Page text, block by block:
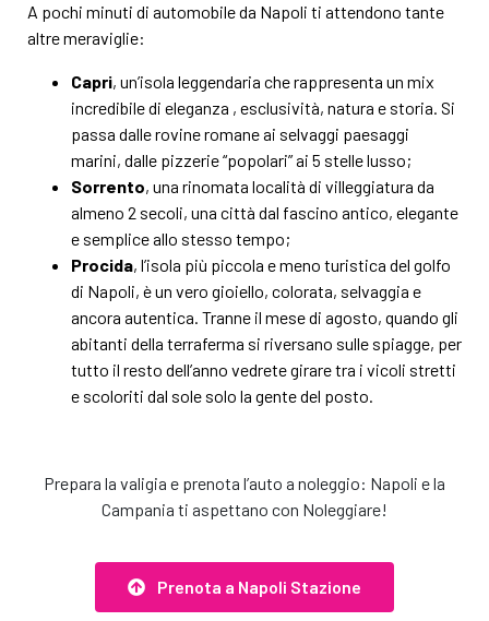
A pochi minuti di automobile da Napoli ti attendono tante
altre meraviglie:
Capri, un’isola leggendaria che rappresenta un mix
incredibile di eleganza , esclusività, natura e storia. Si
passa dalle rovine romane ai selvaggi paesaggi
marini, dalle pizzerie “popolari” ai 5 stelle lusso;
Sorrento, una rinomata località di villeggiatura da
almeno 2 secoli, una città dal fascino antico, elegante
e semplice allo stesso tempo;
Procida, l’isola più piccola e meno turistica del golfo
di Napoli, è un vero gioiello, colorata, selvaggia e
ancora autentica. Tranne il mese di agosto, quando gli
abitanti della terraferma si riversano sulle spiagge, per
tutto il resto dell’anno vedrete girare tra i vicoli stretti
e scoloriti dal sole solo la gente del posto.
Prepara la valigia e prenota l’auto a noleggio: Napoli e la
Campania ti aspettano con Noleggiare!
Prenota a Napoli Stazione